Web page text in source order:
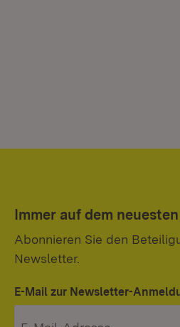
Immer auf dem
Abonnieren Sie den
Newsletter.
E-Mail zur Newsletter-